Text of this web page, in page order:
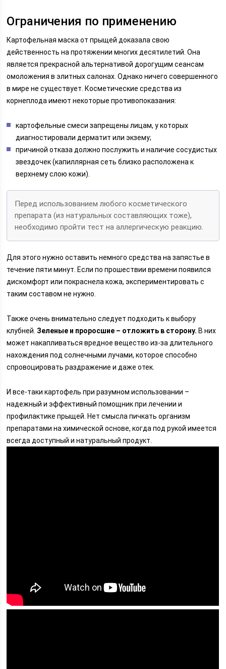
Ограничения по применению
Картофельная маска от прыщей доказала свою
действенность на протяжении многих десятилетий. Она
является прекрасной альтернативой дорогущим сеансам
омоложения в элитных салонах. Однако ничего совершенного
в мире не существует. Косметические средства из
корнеплода имеют некоторые противопоказания:
картофельные смеси запрещены лицам, у которых
диагностировали дерматит или экзему;
причиной отказа должно послужить и наличие сосудистых
звездочек (капиллярная сеть близко расположена к
верхнему слою кожи).
Перед использованием любого косметического
препарата (из натуральных составляющих тоже),
необходимо пройти тест на аллергическую реакцию.
Для этого нужно оставить немного средства на запястье в
течение пяти минут. Если по прошествии времени появился
дискомфорт или покраснела кожа, экспериментировать с
таким составом не нужно.
Также очень внимательно следует подходить к выбору
клубней. Зеленые и проросшие – отложить в сторону. В них
может накапливаться вредное вещество из-за длительного
нахождения под солнечными лучами, которое способно
спровоцировать раздражение и даже отек.
И все-таки картофель при разумном использовании –
надежный и эффективный помощник при лечении и
профилактике прыщей. Нет смысла пичкать организм
препаратами на химической основе, когда под рукой имеется
всегда доступный и натуральный продукт.